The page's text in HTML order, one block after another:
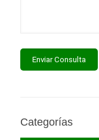
Categorías